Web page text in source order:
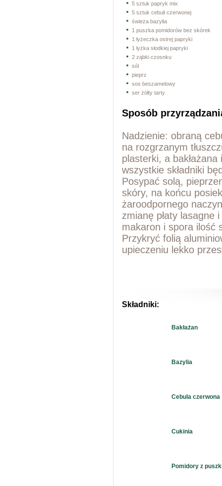
5 sztuk papryk mix
5 sztuk cebuli czerwonej
świeża bazylia
1 puszka pomidorów bez skórek
1 łyżeczka ostrej papryki
1 łyżka słodkiej papryki
2 ząbki czosnku
sól
pieprz
sos beszamelowy
ser żółty tarty
Sposób
Nadzienie: obraną
na rozgrzanym
plasterki, a
wszystkie składniki
Posypać solą,
skóry, na końcu
żaroodpornego
zmianę płaty lasagne
makaron i spora ilość
Przykryć folią
upieczeniu lekko
Składniki:
Bakłażan
Bazylia
Cebula czerwona
Cukinia
Pomidory z